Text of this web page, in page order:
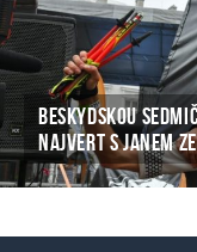
BESKYDSKOU
NAJVERT S JANEM